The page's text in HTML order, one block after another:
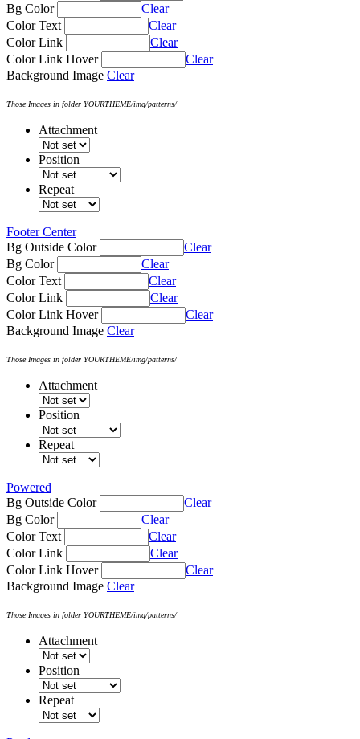
Bg Color
Clear
Color Text
Clear
Color Link
Clear
Color Link Hover
Clear
Background Image Clear
Those Images in folder YOURTHEME/img/patterns/
Attachment
Position
Repeat
Footer Center
Bg Outside Color
Clear
Bg Color
Clear
Color Text
Clear
Color Link
Clear
Color Link Hover
Clear
Background Image Clear
Those Images in folder YOURTHEME/img/patterns/
Attachment
Position
Repeat
Powered
Bg Outside Color
Clear
Bg Color
Clear
Color Text
Clear
Color Link
Clear
Color Link Hover
Clear
Background Image Clear
Those Images in folder YOURTHEME/img/patterns/
Attachment
Position
Repeat